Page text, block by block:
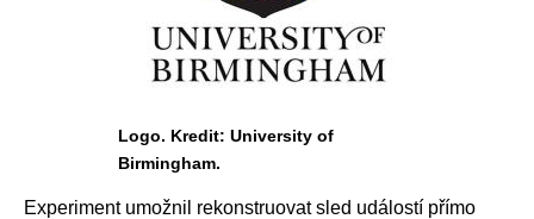
Logo. Kredit: University of
Birmingham.
Experiment umožnil rekonstruovat sled událostí přímo